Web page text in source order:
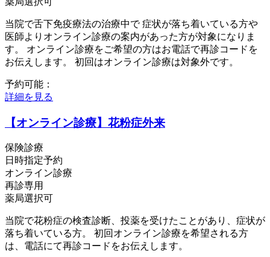
当院で舌下免疫療法の治療中で 症状が落ち着いている方や
医師よりオンライン診療の案内があった方が対象になりま
す。 オンライン診療をご希望の方はお電話で再診コードを
お伝えします。 初回はオンライン診療は対象外です。
予約可能：
詳細を見る
【オンライン診療】花粉症外来
保険診療
日時指定予約
オンライン診療
再診専用
薬局選択可
当院で花粉症の検査診断、投薬を受けたことがあり、症状が
落ち着いている方。 初回オンライン診療を希望される方
は、電話にて再診コードをお伝えします。